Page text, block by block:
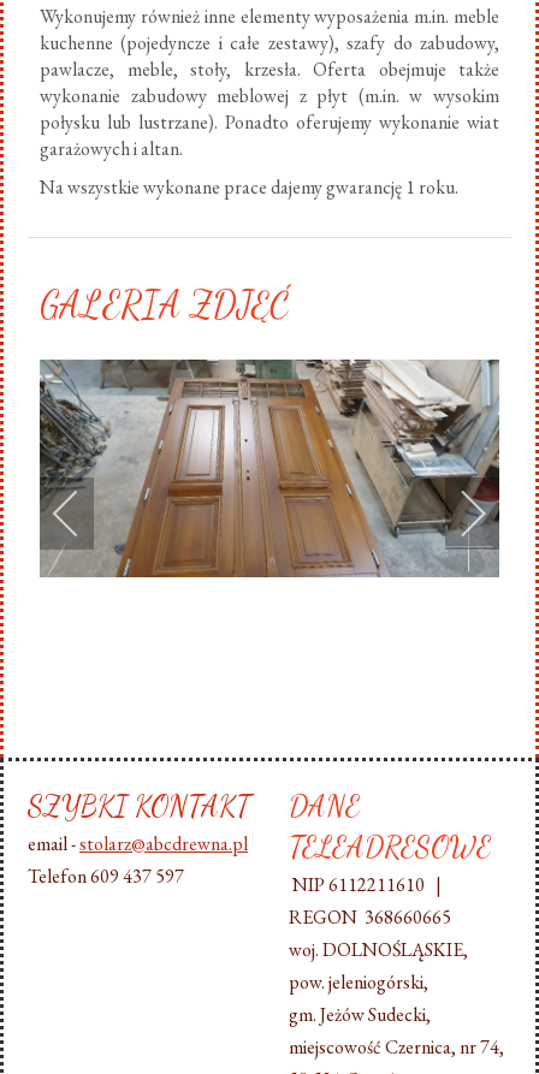
Wykonujemy również inne elementy wyposażenia m.in. meble
kuchenne (pojedyncze i całe zestawy), szafy do zabudowy,
pawlacze, meble, stoły, krzesła. Oferta obejmuje także
wykonanie zabudowy meblowej z płyt (m.in. w wysokim
połysku lub lustrzane). Ponadto oferujemy wykonanie wiat
garażowych i altan.
Na wszystkie wykonane prace dajemy gwarancję 1 roku.
GALERIA ZDJĘĆ
SZYBKI KONTAKT
email -stolarz@abcdrewna.pl
Telefon 609 437 597
DANE
TELEADRESOWE
NIP 6112211610 |
REGON 368660665
woj. DOLNOŚLĄSKIE,
pow. jeleniogórski,
gm. Jeżów Sudecki,
miejscowość Czernica, nr 74,